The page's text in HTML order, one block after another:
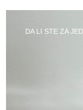
DA LI STE ZA